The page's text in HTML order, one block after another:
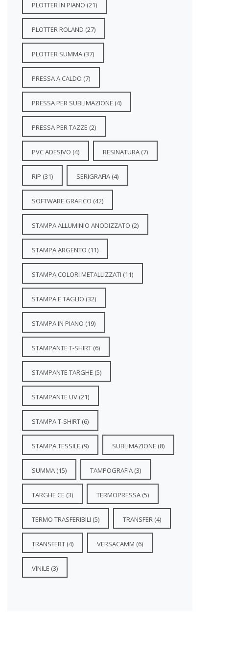
PLOTTER IN PIANO (21)
PLOTTER ROLAND (27)
PLOTTER SUMMA (37)
PRESSA A CALDO (7)
PRESSA PER SUBLIMAZIONE (4)
PRESSA PER TAZZE (2)
PVC ADESIVO (4) RESINATURA (7)
RIP (31) SERIGRAFIA (4)
SOFTWARE GRAFICO (42)
STAMPA ALLUMINIO ANODIZZATO (2)
STAMPA ARGENTO (11)
STAMPA COLORI METALLIZZATI (11)
STAMPA E TAGLIO (32)
STAMPA IN PIANO (19)
STAMPANTE T-SHIRT (6)
STAMPANTE TARGHE (5)
STAMPANTE UV (21)
STAMPA T-SHIRT (6)
STAMPA TESSILE (9) SUBLIMAZIONE (8)
SUMMA (15) TAMPOGRAFIA (3)
TARGHE CE (3) TERMOPRESSA (5)
TERMO TRASFERIBILI (5) TRANSFER (4)
TRANSFERT (4) VERSACAMM (6)
VINILE (3)